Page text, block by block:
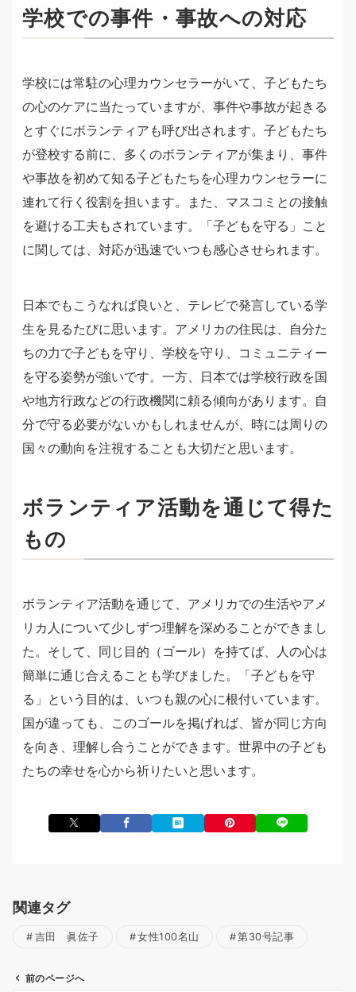
学校での事件・事故への対応
学校には常駐の心理カウンセラーがいて、子どもたち
の心のケアに当たっていますが、事件や事故が起きる
とすぐにボランティアも呼び出されます。子どもたち
が登校する前に、多くのボランティアが集まり、事件
や事故を初めて知る子どもたちを心理カウンセラーに
連れて行く役割を担います。また、マスコミとの接触
を避ける工夫もされています。「子どもを守る」こと
に関しては、対応が迅速でいつも感心させられます。
日本でもこうなれば良いと、テレビで発言している学
生を見るたびに思います。アメリカの住民は、自分た
ちの力で子どもを守り、学校を守り、コミュニティー
を守る姿勢が強いです。一方、日本では学校行政を国
や地方行政などの行政機関に頼る傾向があります。自
分で守る必要がないかもしれませんが、時には周りの
国々の動向を注視することも大切だと思います。
ボランティア活動を通じて得た
もの
ボランティア活動を通じて、アメリカでの生活やアメ
リカ人について少しずつ理解を深めることができまし
た。そして、同じ目的（ゴール）を持てば、人の心は
簡単に通じ合えることも学びました。「子どもを守
る」という目的は、いつも親の心に根付いています。
国が違っても、このゴールを掲げれば、皆が同じ方向
を向き、理解し合うことができます。世界中の子ども
たちの幸せを心から祈りたいと思います。
関連タグ
吉田 眞佐子 女性100名山 第30号記事
前のページへ